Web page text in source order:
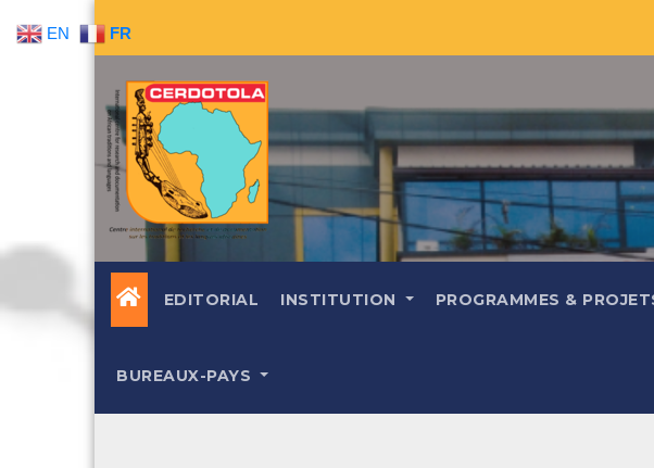
to
content
EDITORIAL INSTITUTION PROGRAMMES &
BUREAUX-PAYS
EN FR